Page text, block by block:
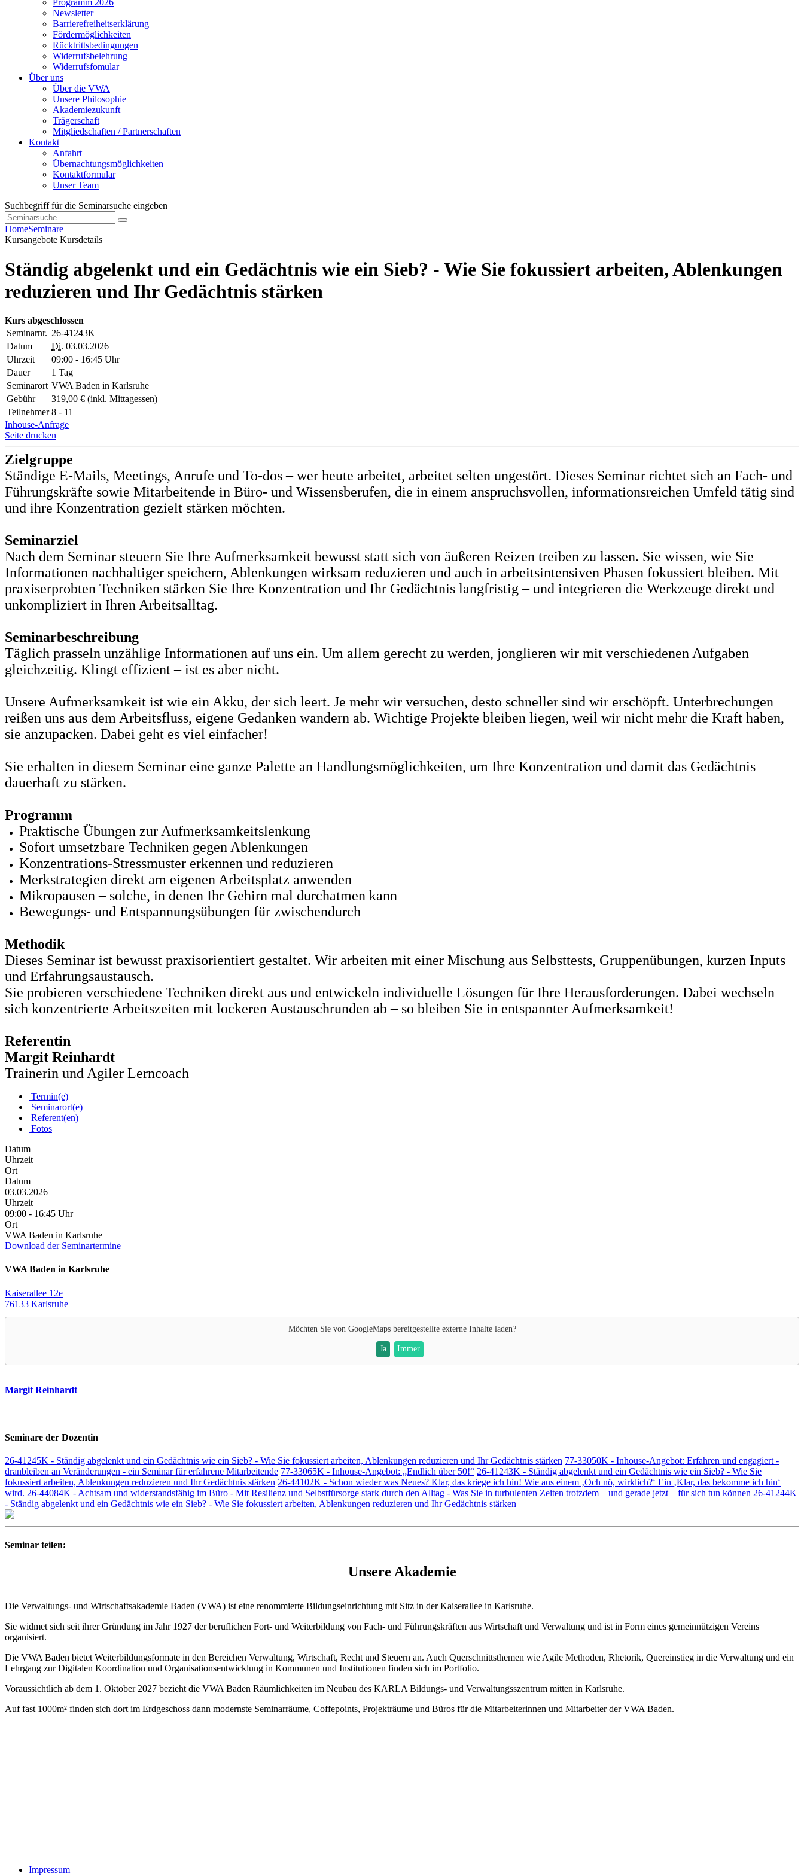
Programm 2026
Newsletter
Barrierefreiheitserklärung
Fördermöglichkeiten
Rücktrittsbedingungen
Widerrufsbelehrung
Widerrufsfomular
Über uns
Über die VWA
Unsere Philosophie
Akademiezukunft
Trägerschaft
Mitgliedschaften / Partnerschaften
Kontakt
Anfahrt
Übernachtungsmöglichkeiten
Kontaktformular
Unser Team
Suchbegriff für die Seminarsuche eingeben
HomeSeminare
Kursangebote Kursdetails
Ständig abgelenkt und ein Gedächtnis wie ein Sieb? - Wie Sie fokussiert arbeiten, Ablenkungen
reduzieren und Ihr Gedächtnis stärken
Kurs abgeschlossen
Seminarnr. 26-41243K
Datum
Di. 03.03.2026
Uhrzeit
09:00 - 16:45 Uhr
Dauer
1 Tag
Seminarort VWA Baden in Karlsruhe
Gebühr
319,00 € (inkl. Mittagessen)
Teilnehmer 8 - 11
Inhouse-Anfrage
Seite drucken
Zielgruppe
Ständige E-Mails, Meetings, Anrufe und To-dos – wer heute arbeitet, arbeitet selten ungestört. Dieses Seminar richtet sich an Fach- und
Führungskräfte sowie Mitarbeitende in Büro- und Wissensberufen, die in einem anspruchsvollen, informationsreichen Umfeld tätig sind
und ihre Konzentration gezielt stärken möchten.
Seminarziel
Nach dem Seminar steuern Sie Ihre Aufmerksamkeit bewusst statt sich von äußeren Reizen treiben zu lassen. Sie wissen, wie Sie
Informationen nachhaltiger speichern, Ablenkungen wirksam reduzieren und auch in arbeitsintensiven Phasen fokussiert bleiben. Mit
praxiserprobten Techniken stärken Sie Ihre Konzentration und Ihr Gedächtnis langfristig – und integrieren die Werkzeuge direkt und
unkompliziert in Ihren Arbeitsalltag.
Seminarbeschreibung
Täglich prasseln unzählige Informationen auf uns ein. Um allem gerecht zu werden, jonglieren wir mit verschiedenen Aufgaben
gleichzeitig. Klingt effizient – ist es aber nicht.
Unsere Aufmerksamkeit ist wie ein Akku, der sich leert. Je mehr wir versuchen, desto schneller sind wir erschöpft. Unterbrechungen
reißen uns aus dem Arbeitsfluss, eigene Gedanken wandern ab. Wichtige Projekte bleiben liegen, weil wir nicht mehr die Kraft haben,
sie anzupacken. Dabei geht es viel einfacher!
Sie erhalten in diesem Seminar eine ganze Palette an Handlungsmöglichkeiten, um Ihre Konzentration und damit das Gedächtnis
dauerhaft zu stärken.
Programm
Praktische Übungen zur Aufmerksamkeitslenkung
Sofort umsetzbare Techniken gegen Ablenkungen
Konzentrations-Stressmuster erkennen und reduzieren
Merkstrategien direkt am eigenen Arbeitsplatz anwenden
Mikropausen – solche, in denen Ihr Gehirn mal durchatmen kann
Bewegungs- und Entspannungsübungen für zwischendurch
Methodik
Dieses Seminar ist bewusst praxisorientiert gestaltet. Wir arbeiten mit einer Mischung aus Selbsttests, Gruppenübungen, kurzen Inputs
und Erfahrungsaustausch.
Sie probieren verschiedene Techniken direkt aus und entwickeln individuelle Lösungen für Ihre Herausforderungen. Dabei wechseln
sich konzentrierte Arbeitszeiten mit lockeren Austauschrunden ab – so bleiben Sie in entspannter Aufmerksamkeit!
Referentin
Margit Reinhardt
Trainerin und Agiler Lerncoach
Termin(e)
Seminarort(e)
Referent(en)
Fotos
Datum
Uhrzeit
Ort
Datum
03.03.2026
Uhrzeit
09:00 - 16:45 Uhr
Ort
VWA Baden in Karlsruhe
Download der Seminartermine
VWA Baden in Karlsruhe
Kaiserallee 12e
76133 Karlsruhe
Möchten Sie von GoogleMapsbereitgestellte externe Inhalte laden?
Ja Immer
Margit Reinhardt
Seminare der Dozentin
26-41245K - Ständig abgelenkt und ein Gedächtnis wie ein Sieb? - Wie Sie fokussiert arbeiten, Ablenkungen reduzieren und Ihr Gedächtnis stärken 77-33050K - Inhouse-Angebot: Erfahren und engagiert -
dranbleiben an Veränderungen - ein Seminar für erfahrene Mitarbeitende 77-33065K - Inhouse-Angebot: „Endlich über 50!“ 26-41243K - Ständig abgelenkt und ein Gedächtnis wie ein Sieb? - Wie Sie
fokussiert arbeiten, Ablenkungen reduzieren und Ihr Gedächtnis stärken 26-44102K - Schon wieder was Neues? Klar, das kriege ich hin! Wie aus einem ‚Och nö, wirklich?‘ Ein ‚Klar, das bekomme ich hin‘
wird. 26-44084K - Achtsam und widerstandsfähig im Büro - Mit Resilienz und Selbstfürsorge stark durch den Alltag - Was Sie in turbulenten Zeiten trotzdem – und gerade jetzt – für sich tun können 26-41244K
- Ständig abgelenkt und ein Gedächtnis wie ein Sieb? - Wie Sie fokussiert arbeiten, Ablenkungen reduzieren und Ihr Gedächtnis stärken
Seminar teilen:
Unsere Akademie
Die Verwaltungs- und Wirtschaftsakademie Baden (VWA) ist eine renommierte Bildungseinrichtung mit Sitz in der Kaiserallee in Karlsruhe.
Sie widmet sich seit ihrer Gründung im Jahr 1927 der beruflichen Fort- und Weiterbildung von Fach- und Führungskräften aus Wirtschaft und Verwaltung und ist in Form eines gemeinnützigen Vereins
organisiert.
Die VWA Baden bietet Weiterbildungsformate in den Bereichen Verwaltung, Wirtschaft, Recht und Steuern an. Auch Querschnittsthemen wie Agile Methoden, Rhetorik, Quereinstieg in die Verwaltung und ein
Lehrgang zur Digitalen Koordination und Organisationsentwicklung in Kommunen und Institutionen finden sich im Portfolio.
Voraussichtlich ab dem 1. Oktober 2027 bezieht die VWA Baden Räumlichkeiten im Neubau des KARLA Bildungs- und Verwaltungsszentrum mitten in Karlsruhe.
Auf fast 1000m² finden sich dort im Erdgeschoss dann modernste Seminarräume, Coffepoints, Projekträume und Büros für die Mitarbeiterinnen und Mitarbeiter der VWA Baden.
Impressum